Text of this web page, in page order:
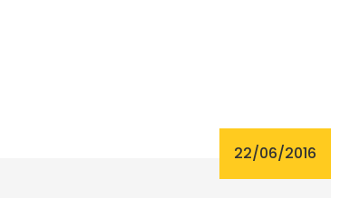
22/06/2016